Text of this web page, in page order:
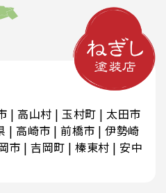
高山村 玉村町
太田市
高崎市 前橋市
伊勢崎
市 吉岡町 榛東村
安中